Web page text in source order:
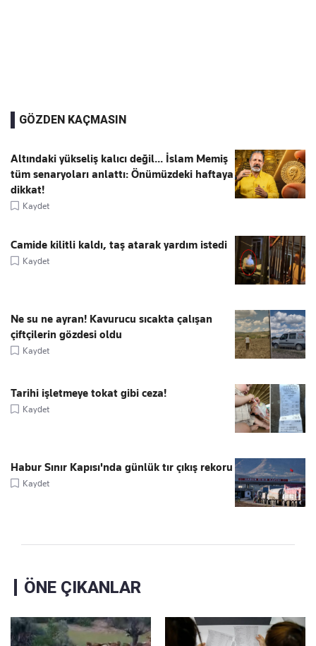
GÖZDEN KAÇMASIN
Altındaki yükseliş kalıcı değil... İslam Memiş
tüm senaryoları anlattı: Önümüzdeki haftaya
dikkat!
Kaydet
Camide kilitli kaldı, taş atarak yardım istedi
Kaydet
Ne su ne ayran! Kavurucu sıcakta çalışan
çiftçilerin gözdesi oldu
Kaydet
Tarihi işletmeye tokat gibi ceza!
Kaydet
Habur Sınır Kapısı'nda günlük tır çıkış rekoru
Kaydet
ÖNE ÇIKANLAR